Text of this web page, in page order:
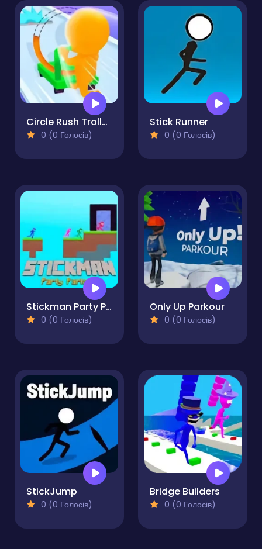
Circle Rush Trolley Run
0 (0 Голосів)
Stick Runner
0 (0 Голосів)
Stickman Party Parkour
0 (0 Голосів)
Only Up Parkour
0 (0 Голосів)
StickJump
0 (0 Голосів)
Bridge Builders
0 (0 Голосів)